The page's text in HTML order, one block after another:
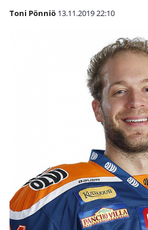
Toni Pönniö 13.11.201922:10